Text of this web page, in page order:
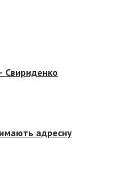
Свириденко
адресну